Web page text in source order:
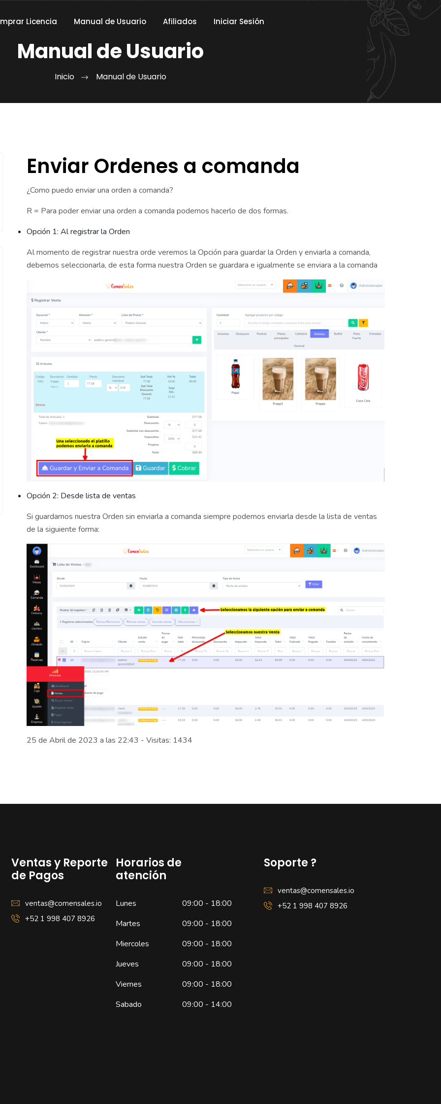
Licencia Manual de Usuario Afiliados Iniciar Sesión
Manual de Usuario
Inicio Manual de Usuario
Enviar Ordenes a comanda
¿Como puedo enviar una orden a comanda?
R = Para poder enviar una orden a comanda podemos hacerlo de dos formas.
Opción 1: Al registrar la Orden
Al momento de registrar nuestra orde veremos la Opción para guardar la Orden y enviarla a comanda,
debemos seleccionarla, de esta forma nuestra Orden se guardara e igualmente se enviara a la comanda
Opción 2: Desde lista de ventas
Si guardamos nuestra Orden sin enviarla a comanda siempre podemos enviarla desde la lista de ventas
de la siguiente forma:
25 de Abril de 2023 a las 22:43 - Visitas: 1434
Ventas y Reporte
de Pagos
ventas@comensales.io
+52 1 998 407 8926
Horarios de
atención
Lunes
09:00 - 18:00
Martes
09:00 - 18:00
Miercoles
09:00 - 18:00
Jueves
09:00 - 18:00
Viernes
09:00 - 18:00
Sabado
09:00 - 14:00
Soporte ?
ventas@comensales.io
+52 1 998 407 8926